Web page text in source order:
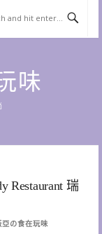
味
Restaurant 瑞
亞の食在玩味